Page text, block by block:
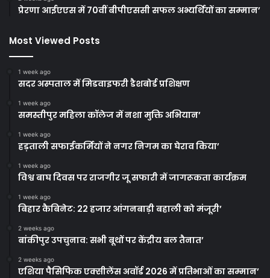
प्रेरणा आईएएस में 70वीं बीपीएससी सफल अभ्यर्थियों का सम्मान’
Most Viewed Posts
1 week ago
सदर अस्पताल में मिडवाइफरी डैशबोर्ड प्रशिक्षण
1 week ago
समस्तीपुर महिला कॉलेज में नशा मुक्ति अभियान’
1 week ago
हड़ताली सफाईकर्मियों ने नगर निगम का घेराव किया’
1 week ago
विश्व बाघ दिवस पर राजगीर जू सफारी में जागरूकता कार्यक्रम
1 week ago
बिहार कैबिनेट: 22 हजार आंगनबाड़ी बहाली को मंजूरी’
2 weeks ago
बांकीपुर उपचुनाव: सभी बूथों पर केंद्रीय बल तैनात’
2 weeks ago
एशिया पैसिफिक एक्सीलेंस अवॉर्ड 2026 में प्रतिभाओं का सम्मान’